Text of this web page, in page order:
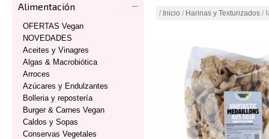
Alimentación
OFERTAS Vegan
NOVEDADES
Aceites y Vinagres
Algas & Macrobiótica
Arroces
Azúcares y Endulzantes
Bolleria y repostería
Burger & Carnes Vegan
Caldos y Sopas
Conservas Vegetales
/ Inicio / Harinas y Texturizados /